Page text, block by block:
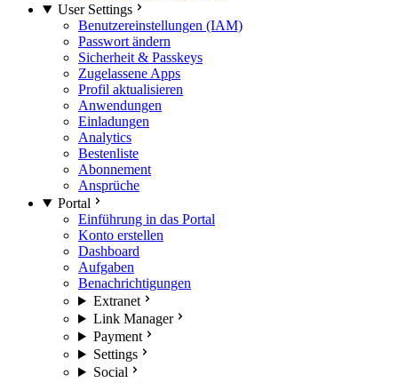
User Settings
Benutzereinstellungen (IAM)
Passwort ändern
Sicherheit & Passkeys
Zugelassene Apps
Profil aktualisieren
Anwendungen
Einladungen
Analytics
Bestenliste
Abonnement
Ansprüche
Portal
Einführung in das Portal
Konto erstellen
Dashboard
Aufgaben
Benachrichtigungen
Extranet
Link Manager
Payment
Settings
Social